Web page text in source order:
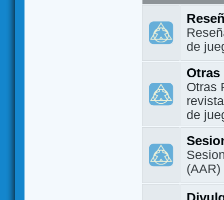
de
Otras
Otras
de
(AAR)